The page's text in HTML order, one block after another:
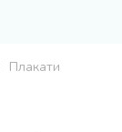
Плакати